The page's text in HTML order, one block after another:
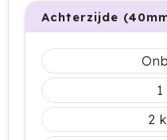
Craft
Cricket
Cutter & Buck
Dopper
Achterzijde
1
2